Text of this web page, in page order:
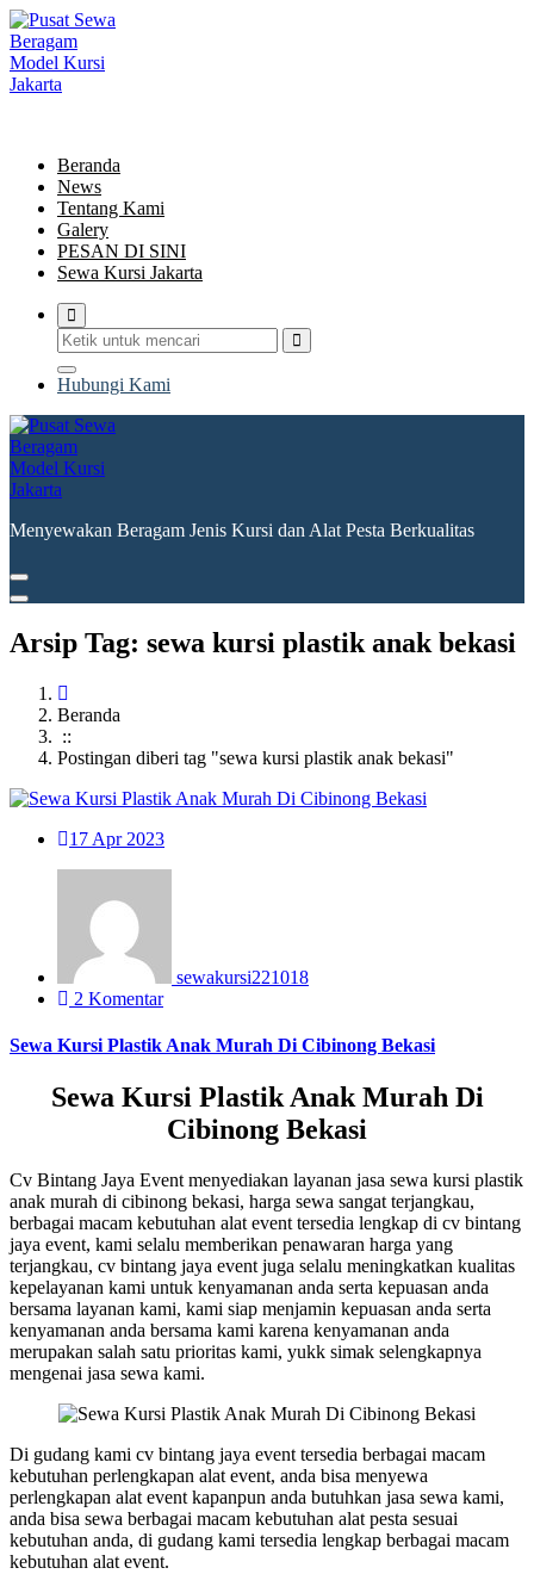
Lewati
ke
konten
Beranda
News
Tentang Kami
Galery
PESAN DI SINI
Sewa Kursi Jakarta
Hubungi Kami
Menyewakan Beragam Jenis Kursi dan Alat Pesta Berkualitas
Arsip Tag: sewa kursi plastik anak bekasi
Beranda
::
Postingan diberi tag "sewa kursi plastik anak bekasi"
17 Apr 2023
sewakursi221018
2 Komentar
Sewa Kursi Plastik Anak Murah Di Cibinong Bekasi
Sewa Kursi Plastik Anak Murah Di
Cibinong Bekasi
Cv Bintang Jaya Event menyediakan layanan jasa sewa kursi plastik
anak murah di cibinong bekasi, harga sewa sangat terjangkau,
berbagai macam kebutuhan alat event tersedia lengkap di cv bintang
jaya event, kami selalu memberikan penawaran harga yang
terjangkau, cv bintang jaya event juga selalu meningkatkan kualitas
kepelayanan kami untuk kenyamanan anda serta kepuasan anda
bersama layanan kami, kami siap menjamin kepuasan anda serta
kenyamanan anda bersama kami karena kenyamanan anda
merupakan salah satu prioritas kami, yukk simak selengkapnya
mengenai jasa sewa kami.
Di gudang kami cv bintang jaya event tersedia berbagai macam
kebutuhan perlengkapan alat event, anda bisa menyewa
perlengkapan alat event kapanpun anda butuhkan jasa sewa kami,
anda bisa sewa berbagai macam kebutuhan alat pesta sesuai
kebutuhan anda, di gudang kami tersedia lengkap berbagai macam
kebutuhan alat event.